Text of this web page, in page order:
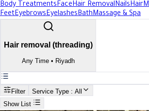
Body TreatmentsFaceHair RemovalNailsHair
FeetEyebrowsEyelashesBathMassage & Spa
Hair removal (threading)
Any Time • Riyadh
Filter Service Type : All
Show List